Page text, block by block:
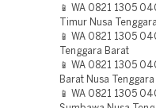
📱 WA 0821 1305
Timur Nusa
📱 WA 0821 1305
Tenggara Barat
📱 WA 0821 1305
Barat Nusa
📱 WA 0821 1305